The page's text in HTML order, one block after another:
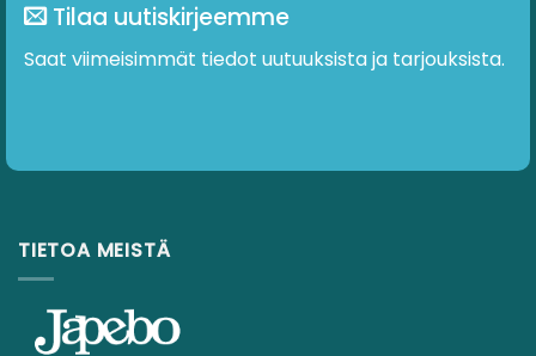
Tilaa uutiskirjeemme
Saat viimeisimmät tiedot uutuuksista ja tarjouksista.
TIETOA MEISTÄ